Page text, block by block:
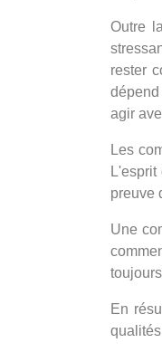
Outre
rester
agir
Les
preuve
Une
En